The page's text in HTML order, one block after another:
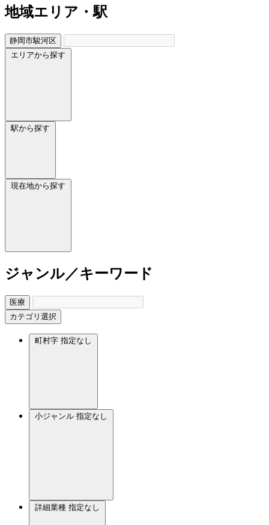
地域エリア・駅
静岡市駿河区
エリアから探す
駅から探す
現在地から探す
ジャンル／キーワード
医療
カテゴリ選択
町村字 指定なし
小ジャンル 指定なし
詳細業種 指定なし